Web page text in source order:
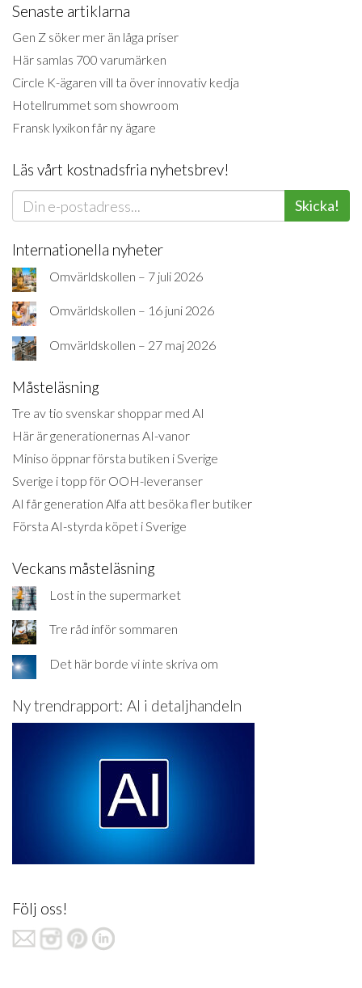
Senaste artiklarna
Gen Z söker mer än låga priser
Här samlas 700 varumärken
Circle K-ägaren vill ta över innovativ kedja
Hotellrummet som showroom
Fransk lyxikon får ny ägare
Läs vårt kostnadsfria nyhetsbrev!
Skicka!
Internationella nyheter
Omvärldskollen – 7 juli 2026
Omvärldskollen – 16 juni 2026
Omvärldskollen – 27 maj 2026
Måsteläsning
Tre av tio svenskar shoppar med AI
Här är generationernas AI-vanor
Miniso öppnar första butiken i Sverige
Sverige i topp för OOH-leveranser
AI får generation Alfa att besöka fler butiker
Första AI-styrda köpet i Sverige
Veckans måsteläsning
Lost in the supermarket
Tre råd inför sommaren
Det här borde vi inte skriva om
Ny trendrapport: AI i detaljhandeln
Följ oss!